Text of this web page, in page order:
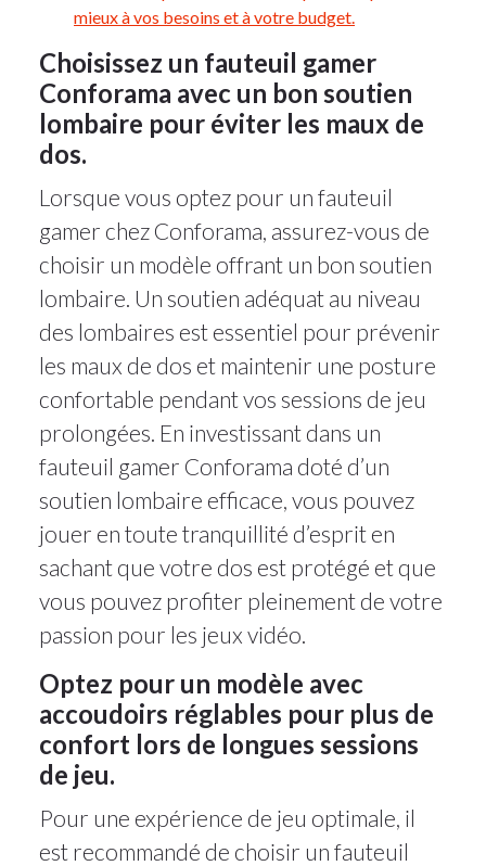
mieux à vos besoins et à votre budget.
Choisissez un fauteuil gamer
Conforama avec un bon soutien
lombaire pour éviter les maux de
dos.
Lorsque vous optez pour un fauteuil
gamer chez Conforama, assurez-vous de
choisir un modèle offrant un bon soutien
lombaire. Un soutien adéquat au niveau
des lombaires est essentiel pour prévenir
les maux de dos et maintenir une posture
confortable pendant vos sessions de jeu
prolongées. En investissant dans un
fauteuil gamer Conforama doté d’un
soutien lombaire efficace, vous pouvez
jouer en toute tranquillité d’esprit en
sachant que votre dos est protégé et que
vous pouvez profiter pleinement de votre
passion pour les jeux vidéo.
Optez pour un modèle avec
accoudoirs réglables pour plus de
confort lors de longues sessions
de jeu.
Pour une expérience de jeu optimale, il
est recommandé de choisir un fauteuil